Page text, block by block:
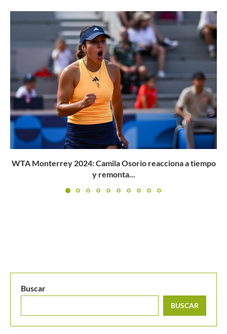
Camila Osorio conoce su primera rival en Roland Garros
2024
Buscar
BUSCAR